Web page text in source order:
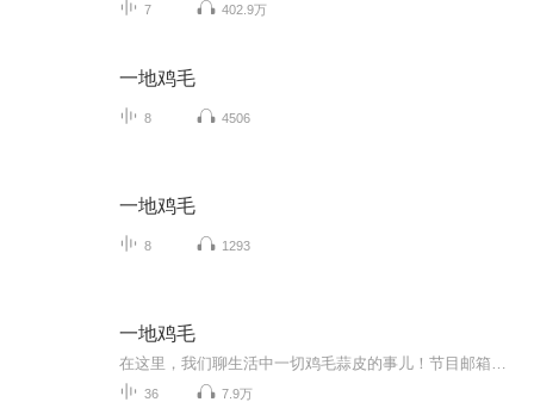
7 402.9万
一地鸡毛
8 4506
一地鸡毛
8 1293
一地鸡毛
36 7.9万